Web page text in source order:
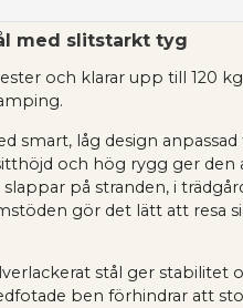
med slitstarkt tyg
och klarar upp till 120
smart, låg design anpassad
och hög rygg ger den
på stranden, i
gör det lätt att resa
stål ger stabilitet
ben förhindrar att